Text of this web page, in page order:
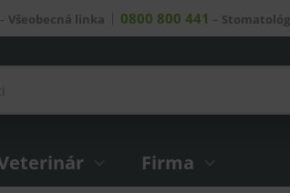
– Všeobecná linka 0800 800 441 – Stomatológ
Firma